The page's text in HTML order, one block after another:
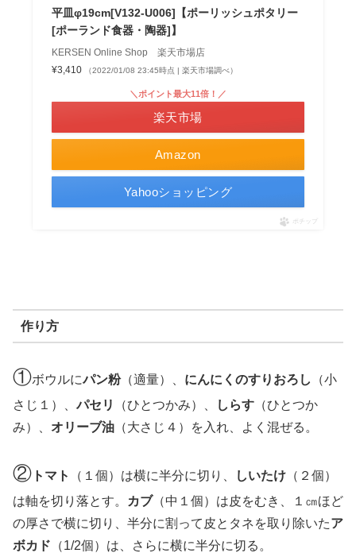
平皿φ19cm[V132-U006]【ポーリッシュポタリー
[ポーランド食器・陶器]】
KERSEN Online Shop 楽天市場店
¥3,410
（2022/01/08 23:45時点 | 楽天市場調べ）
Amazon
＼ポイント最大11倍！／
楽天市場
Yahooショッピング
ポチップ
作り方
①ボウルにパン粉（適量）、 にんにくのすりおろし
（小
さじ１）、パセリ （ひとつかみ）、 しらす （ひとつか
み）、 オリーブ油 （大さじ４）を入れ、よく混ぜる。
② トマト （１個）は横に半分に切り、 しいたけ （２個）
は軸を切り落とす。
カブ（中１個）は皮をむき、１㎝ほど
の厚さで横に切り、半分に割って皮とタネを取り除いたア
ボカド （1/2個）は、さらに横に半分に切る。